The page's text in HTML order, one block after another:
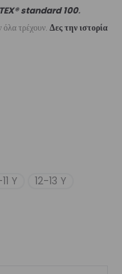
standard 100.
όλα τρέχουν. Δες την ιστορία
Y
12-13 Y